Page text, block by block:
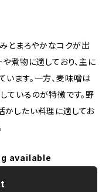
とまろやかなコクが出
煮物に適しており、主に
ます。一方、麦味噌は
ているのが特徴です。野
かしたい料理に適してお
available